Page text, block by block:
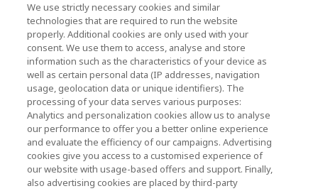
キオクシアホールディングス株式会社（グルー
プ・IR情報）
キオクシアホールディングス株式会社 ホーム
株主・投資家情報
We use strictly necessary cookies and similar
technologies that are required to run the website
properly. Additional cookies are only used with your
consent. We use them to access, analyse and store
information such as the characteristics of your device as
well as certain personal data (IP addresses, navigation
usage, geolocation data or unique identifiers). The
processing of your data serves various purposes:
Analytics and personalization cookies allow us to analyse
our performance to offer you a better online experience
and evaluate the efficiency of our campaigns. Advertising
cookies give you access to a customised experience of
our website with usage-based offers and support. Finally,
also advertising cookies are placed by third-party